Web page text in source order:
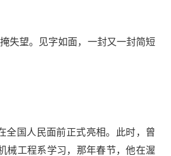
失望。见字如面，一封又一封简短
全国人民面前正式亮相。此时，曾
械工程系学习，那年春节，他在渥